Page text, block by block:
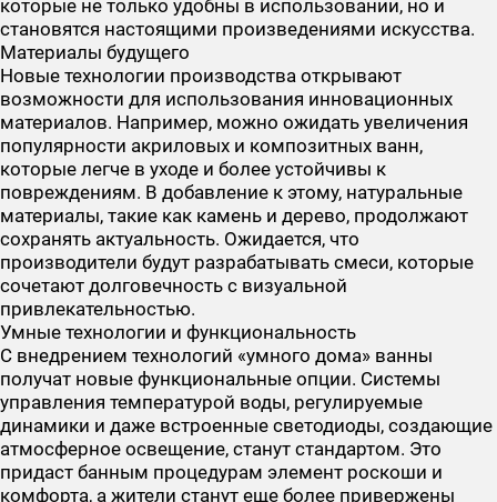
которые не только удобны в использовании, но и
становятся настоящими произведениями искусства.
Материалы будущего
Новые технологии производства открывают
возможности для использования инновационных
материалов. Например, можно ожидать увеличения
популярности акриловых и композитных ванн,
которые легче в уходе и более устойчивы к
повреждениям. В добавление к этому, натуральные
материалы, такие как камень и дерево, продолжают
сохранять актуальность. Ожидается, что
производители будут разрабатывать смеси, которые
сочетают долговечность с визуальной
привлекательностью.
Умные технологии и функциональность
С внедрением технологий «умного дома» ванны
получат новые функциональные опции. Системы
управления температурой воды, регулируемые
динамики и даже встроенные светодиоды, создающие
атмосферное освещение, станут стандартом. Это
придаст банным процедурам элемент роскоши и
комфорта, а жители станут еще более привержены